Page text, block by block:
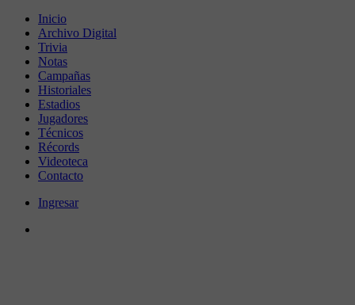
Inicio
Archivo Digital
Trivia
Notas
Campañas
Historiales
Estadios
Jugadores
Técnicos
Récords
Videoteca
Contacto
Ingresar